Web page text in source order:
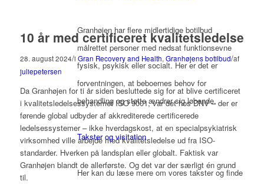
Granhøjen har flere midlertidige botilbud
målrettet personer med nedsat funktionsevne
fysisk, psykisk eller socialt. Her er det er
forventningen, at beboernes behov for
behandling og støtte ændrer sig løbende.
Takster og visitation
Her kan du læse mere om vores takster og finde
10 år med certificeret kvalitetsledelse
28. august 2024/i Gran Recovery and Health, Granhøjens botilbud/af
juliepetersen
Da Granhøjen for ti år siden besluttede sig for at blive certificeret
i kvalitetsledelsessystemet ISO 9001, var det hos DNV – der er
førende global udbyder af akkrediterede certificerede
ledelsessystemer – ikke hverdagskost, at en specialpsykiatrisk
virksomhed ville arbejde med kvalitetsledelse ud fra ISO-
standarder. Hverken på landsplan eller globalt. Faktisk var
Granhøjen blandt de allerførste. Og det var der særligt én grund
til.